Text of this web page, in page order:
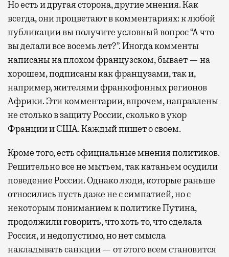
Но есть и другая сторона, другие мнения. Как
всегда, они процветают в комментариях: к любой
публикации вы получите условный вопрос “А что
вы делали все восемь лет?”. Иногда комменты
написаны на плохом французском, бывает — на
хорошем, подписаны как французами, так и,
например, жителями франкофонных регионов
Африки. Эти комментарии, впрочем, направлены
не столько в защиту России, сколько в укор
Франции и США. Каждый пишет о своем.
Кроме того, есть официальные мнения политиков.
Решительно все не мытьем, так катаньем осудили
поведение России. Однако люди, которые раньше
относились пусть даже не с симпатией, но с
некоторым пониманием к политике Путина,
продолжили говорить, что хоть то, что сделала
Россия, и недопустимо, но нет смысла
накладывать санкции — от этого всем становится